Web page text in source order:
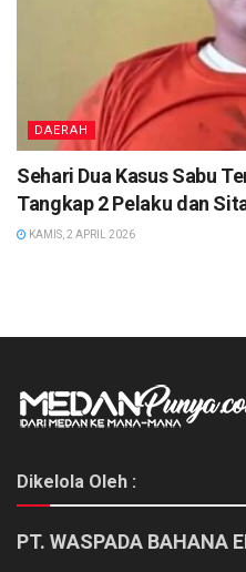
DAERAH
Sehari Dua Kasus Sabu
Tangkap 2 Pelaku dan
KAMIS, 2 APRIL 2026
Dikelola Oleh :
PT. WASPADA BAHANA